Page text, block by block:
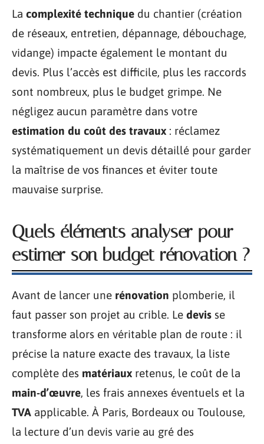
La complexité technique du chantier (création
de réseaux, entretien, dépannage, débouchage,
vidange) impacte également le montant du
devis. Plus l’accès est difficile, plus les raccords
sont nombreux, plus le budget grimpe. Ne
négligez aucun paramètre dans votre
estimation du coût des travaux : réclamez
systématiquement un devis détaillé pour garder
la maîtrise de vos finances et éviter toute
mauvaise surprise.
Quels éléments analyser pour
estimer son budget rénovation ?
Avant de lancer une rénovation plomberie, il
faut passer son projet au crible. Le devis se
transforme alors en véritable plan de route : il
précise la nature exacte des travaux, la liste
complète des matériaux retenus, le coût de la
main-d’œuvre, les frais annexes éventuels et la
TVA applicable. À Paris, Bordeaux ou Toulouse,
la lecture d’un devis varie au gré des